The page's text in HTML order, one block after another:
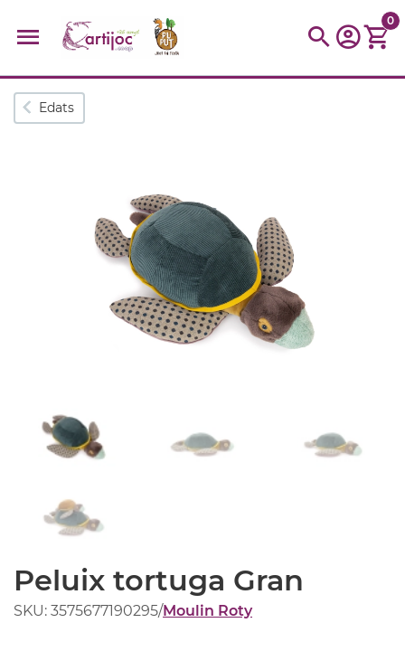
Cerques populars
0
Edats
Peluix tortuga Gran
SKU: 3575677190295/Moulin Roty